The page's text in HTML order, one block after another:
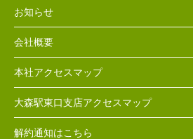
お知らせ
会社概要
本社アクセスマップ
大森駅東口支店アクセスマップ
解約通知はこちら